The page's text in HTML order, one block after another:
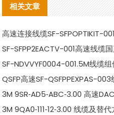
相关文章
高速连接线缆SF-SFPOPTIKIT-
SF-SFPP2EACTV-001高速线缆
SF-NDVVYF0004-001.5M线缆
QSFP高速SF-QSFPPEXPAS-
3M 9SR‑AD5‑ABC‑3.00 高速
3M 9QA0‑111‑12‑3.00 线缆及替